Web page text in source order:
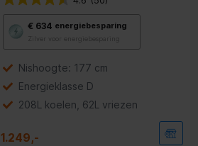
€ 634 energiebesparing
Zilver voor energiebesparing
Youreko’s
voor
energiebesparing.
Nishoogte: 177 cm
Energieklasse D
208L koelen, 62L vriezen
1.249,-